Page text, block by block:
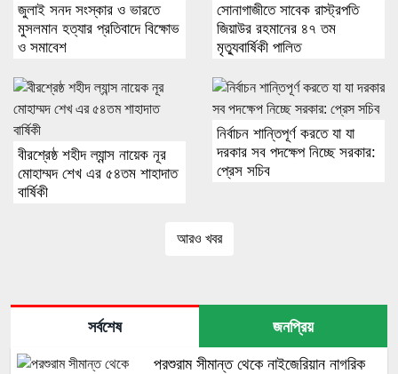
জুলাই সনদ সংস্কার ও ভারতে
মুসলমান হত্যার প্রতিবাদে বিক্ষোভ
ও সমাবেশ
সোনাগাজীতে সাবেক রাস্ট্রপতি
জিয়াউর রহমানের ৪৭ তম
মৃত্যুবার্ষিকী পালিত
বীরশ্রেষ্ঠ শহীদ ল্যান্স নায়েক নূর
মোহাম্মদ শেখ এর ৫৪তম শাহাদাত
বার্ষিকী
নির্বাচন শান্তিপূর্ণ করতে যা যা
দরকার সব পদক্ষেপ নিচ্ছে সরকার:
প্রেস সচিব
আরও খবর
সর্বশেষ জনপ্রিয়
পরশুরাম সীমান্ত থেকে নাইজেরিয়ান নাগরিক